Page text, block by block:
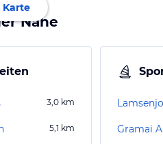
Karte
Nähe
3,0 km
5,1 km Gramai